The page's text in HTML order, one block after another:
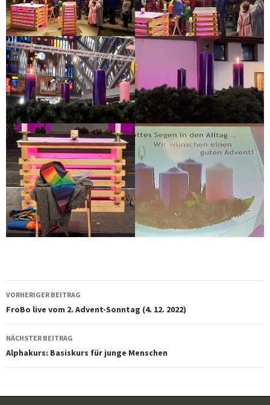
Beitragsnavigation
VORHERIGER BEITRAG
FroBo live vom 2. Advent-Sonntag (4. 12. 2022)
NÄCHSTER BEITRAG
Alphakurs: Basiskurs für junge Menschen